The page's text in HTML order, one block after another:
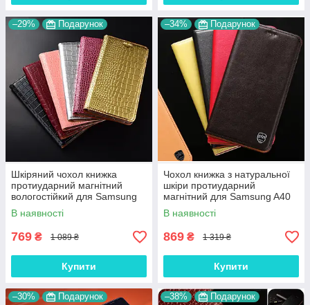
–29% Подарунок
Шкіряний чохол книжка
протиударний магнітний
вологостійкий для Samsung
A40 A405F "GOLDAX"
В наявності
769 ₴ 1 089 ₴
Купити
–34% Подарунок
Чохол книжка з натуральної
шкіри протиударний
магнітний для Samsung A40
A405F "CLASIC"
В наявності
869 ₴ 1 319 ₴
Купити
–30% Подарунок –38% Подарунок